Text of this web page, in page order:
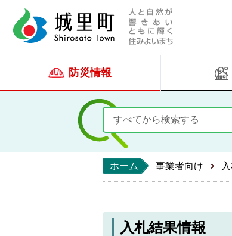
人と自然が
防災情報
ホーム 事業者向け
入札結果情報